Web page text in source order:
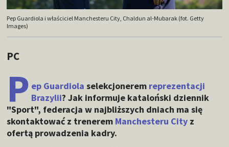
Pep Guardiola i właściciel Manchesteru City, Chaldun al-Mubarak (fot. Getty
Images)
PC
P ep Guardiola selekcjonerem reprezentacji
Brazylii? Jak informuje kataloński dziennik
"Sport", federacja w najbliższych dniach ma się
skontaktować z trenerem Manchesteru City z
ofertą prowadzenia kadry.